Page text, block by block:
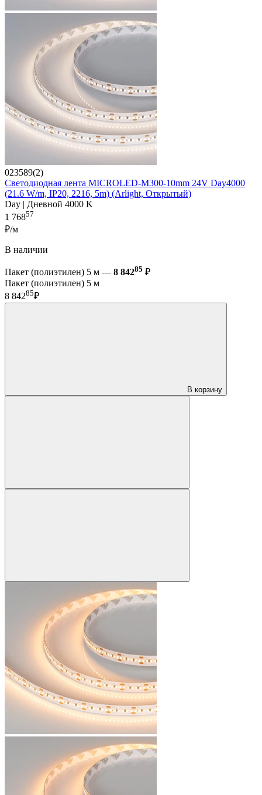
023589(2)
Светодиодная лента MICROLED-M300-10mm 24V Day4000
(21.6 W/m, IP20, 2216, 5m) (Arlight, Открытый)
Day | Дневной 4000 K
1 76857
₽/м
В наличии
Пакет (полиэтилен) 5 м — 8 84285 ₽
Пакет (полиэтилен) 5 м
8 84285₽
В корзину